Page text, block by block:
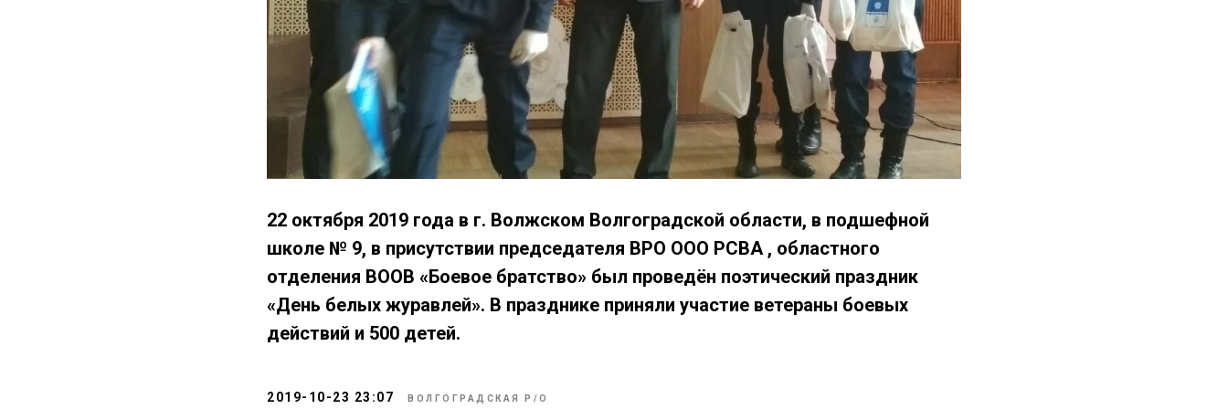
22 октября 2019 года в г. Волжском Волгоградской области, в подшефной
школе № 9, в присутствии председателя ВРО ООО РСВА , областного
отделения ВООВ «Боевое братство» был проведён поэтический праздник
«День белых журавлей». В празднике приняли участие ветераны боевых
действий и 500 детей.
2019-10-23 23:07 ВОЛГОГРАДСКАЯ Р/О